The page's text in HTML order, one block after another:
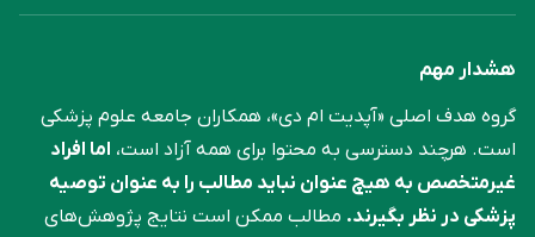
هشدار مهم
گروه هدف اصلی «آپدیت ام دی»، همکاران جامعه علوم ‌پزشکی
است. هرچند دسترسی به محتوا برای همه آزاد است، اما افراد
غیرمتخصص به هیچ عنوان نباید مطالب را به عنوان توصیه
پزشکی در نظر بگیرند. مطالب ممکن است نتایج پژوهش‌های